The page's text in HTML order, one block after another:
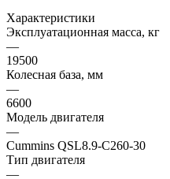
Характеристики
Эксплуатационная масса, кг
—
19500
Колесная база, мм
—
6600
Модель двигателя
—
Cummins QSL8.9-C260-30
Тип двигателя
—